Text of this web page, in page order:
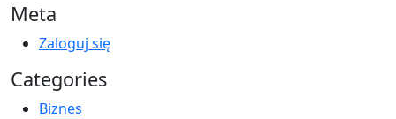
Meta
Zaloguj się
Categories
Biznes